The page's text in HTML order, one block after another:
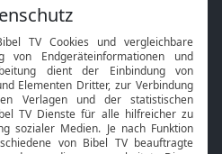
Mobile App
Smart TV
HbbTV
Bibelthek Online-Bibel
Nächster Gottesdienst